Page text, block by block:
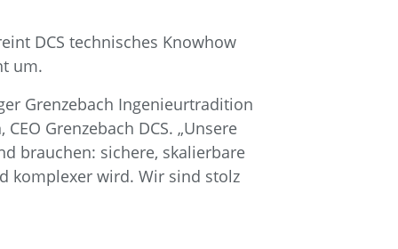
DCS technisches Knowhow
um.
Grenzebach Ingenieurtradition
Grenzebach DCS. „Unsere
brauchen: sichere, skalierbare
komplexer wird. Wir sind stolz